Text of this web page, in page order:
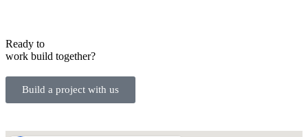
Ready to
work build together?
Build a project with us